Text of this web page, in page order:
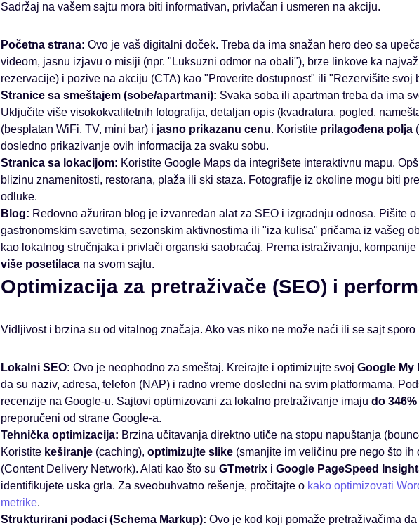
Sadržaj na vašem sajtu mora biti informativan, privlačan i usmeren na akciju.
Početna strana: Ovo je vaš digitalni doček. Treba da ima snažan hero deo sa
videom, jasnu izjavu o misiji (npr. "Luksuzni odmor na obali"), brze linkove ka
rezervacije) i pozive na akciju (CTA) kao "Proverite dostupnost" ili "Rezervišite svoj
Stranice sa smeštajem (sobe/apartmani): Svaka soba ili apartman treba da ima
Uključite više visokokvalitetnih fotografija, detaljan opis (kvadratura, pogled,
(besplatan WiFi, TV, mini bar) i jasno prikazanu cenu. Koristite prilagođena polja
dosledno prikazivanje ovih informacija za svaku sobu.
Stranica sa lokacijom: Koristite Google Maps da integrišete interaktivnu mapu.
blizinu znamenitosti, restorana, plaža ili ski staza. Fotografije iz okoline mogu biti
odluke.
Blog: Redovno ažuriran blog je izvanredan alat za SEO i izgradnju odnosa. Pišite
gastronomskim savetima, sezonskim aktivnostima ili "iza kulisa" pričama iz vašeg
kao lokalnog stručnjaka i privlači organski saobraćaj. Prema istraživanju,
više posetilacana svom sajtu.
Optimizacija za pretraživače (SEO) i
Vidljivost i brzina su od vitalnog značaja. Ako vas niko ne može naći ili se sajt sporo
Lokalni SEO: Ovo je neophodno za smeštaj. Kreirajte i optimizujte svoj Google My
da su naziv, adresa, telefon (NAP) i radno vreme dosledni na svim platformama.
recenzije na Google-u. Sajtovi optimizovani za lokalno pretraživanje imaju do
preporučeni od strane Google-a.
Tehnička optimizacija: Brzina učitavanja direktno utiče na stopu napuštanja
Koristite keširanje(caching), optimizujte slike(smanjite im veličinu pre nego što ih
(Content Delivery Network). Alati kao što su GTmetrixi Google PageSpeed
identifikujete uska grla. Za sveobuhvatno rešenje, pročitajte o kako optimizovati
metrike.
Strukturirani podaci (Schema Markup): Ovo je kod koji pomaže pretraživačima